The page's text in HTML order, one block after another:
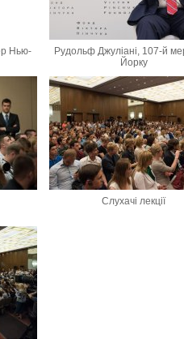
Нью-
Рудольф Джуліані, 107-й
Йорку
Слухачі лекції